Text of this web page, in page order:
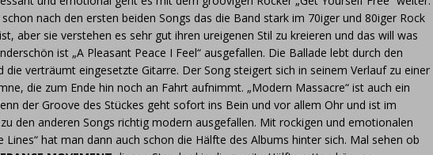
nach den ersten beiden Songs das die Band stark im 70iger und 80iger Rock
aber sie verstehen es sehr gut ihren ureigenen Stil zu kreieren und das will was
ist „A Pleasant Peace I Feel“ ausgefallen. Die Ballade lebt durch den
die verträumt eingesetzte Gitarre. Der Song steigert sich in seinem Verlauf zu einer
die zum Ende hin noch an Fahrt aufnimmt. „Modern Massacre“ ist auch ein
der Groove des Stückes geht sofort ins Bein und vor allem Ohr und ist im
den anderen Songs richtig modern ausgefallen. Mit rockigen und emotionalen
Lines“ hat man dann auch schon die Hälfte des Albums hinter sich. Mal sehen ob